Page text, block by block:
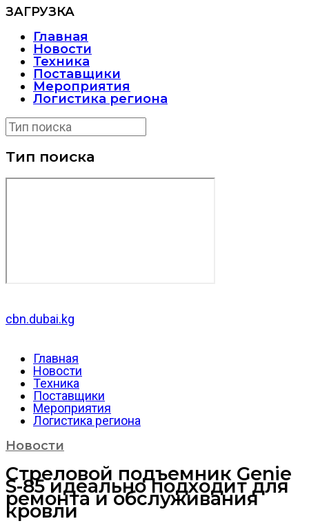
ЗАГРУЗКА
Главная
Новости
Техника
Поставщики
Мероприятия
Логистика региона
Тип поиска
cbn.dubai.kg
Главная
Новости
Техника
Поставщики
Мероприятия
Логистика региона
Новости
Стреловой подъемник Genie
S-85 идеально подходит для
ремонта и обслуживания
кровли